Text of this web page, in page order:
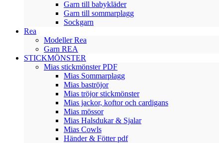
Garn till babykläder
Garn till sommarplagg
Sockgarn
Rea
Modeller Rea
Garn REA
STICKMÖNSTER
Mias stickmönster PDF
Mias Sommarplagg
Mias baströjor
Mias tröjor stickmönster
Mias jackor, koftor och cardigans
Mias mössor
Mias Halsdukar & Sjalar
Mias Cowls
Händer & Fötter pdf